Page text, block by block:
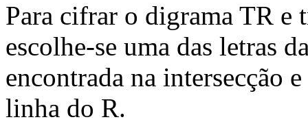
Para cifrar o digrama TR e
escolhe-se uma das letras
encontrada na intersecção
linha do R.